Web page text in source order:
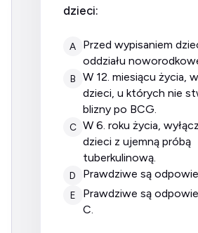
dzieci:
A
przed wypisaniem dziecka z
oddziału
B
w 12. miesiącu życia, wyłącznie u
dzieci, u których nie
blizny po BCG.
C w 6. roku życia, wyłącznie u
dzieci z ujemną próbą
tuberkulinową.
D prawdziwe są
E
prawdziwe są odpowiedzi A, B i
C.